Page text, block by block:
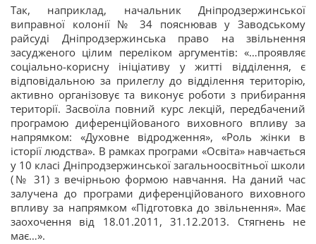
Так, наприклад, начальник Дніпродзержинської
виправної колонії № 34 пояснював у Заводському
райсуді Дніпродзержинська право на звільнення
засудженого цілим переліком аргументів: «…проявляє
соціально-корисну ініціативу у житті відділення, є
відповідальною за прилеглу до відділення територію,
активно організовує та виконує роботи з прибирання
території. Засвоїла повний курс лекцій, передбачений
програмою диференційованого виховного впливу за
напрямком: «Духовне відродження», «Роль жінки в
історії людства». В рамках програми «Освіта» навчається
у 10 класі Дніпродзержинської загальноосвітньої школи
(№ 31) з вечірньою формою навчання. На даний час
залучена до програми диференційованого виховного
впливу за напрямком «Підготовка до звільнення». Має
заохочення від 18.01.2011, 31.12.2013. Стягнень не
має…».